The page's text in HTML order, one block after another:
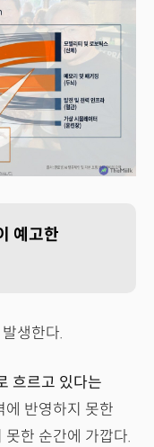
예고한
생한다.
흐르고 있다는
에 반영하지 못한
한 순간에 가깝다.